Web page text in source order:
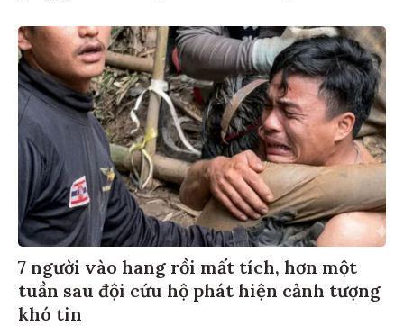
7 người vào hang rồi mất tích, hơn một
tuần sau đội cứu hộ phát hiện cảnh tượng
khó tin